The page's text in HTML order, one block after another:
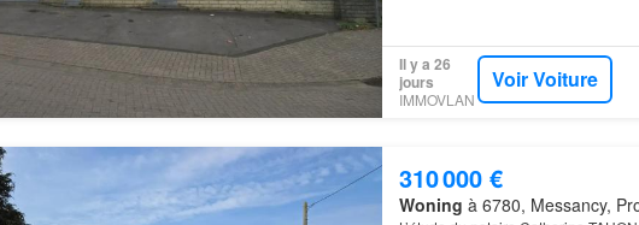
Il y a 26
jours
IMMOVLAN
Voir Voiture
310 000 €
Woning à 6780, Messancy,